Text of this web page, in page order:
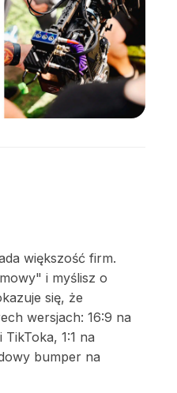
większość firm.
i myślisz o
się, że
wersjach: 16:9 na
TikToka, 1:1 na
bumper na